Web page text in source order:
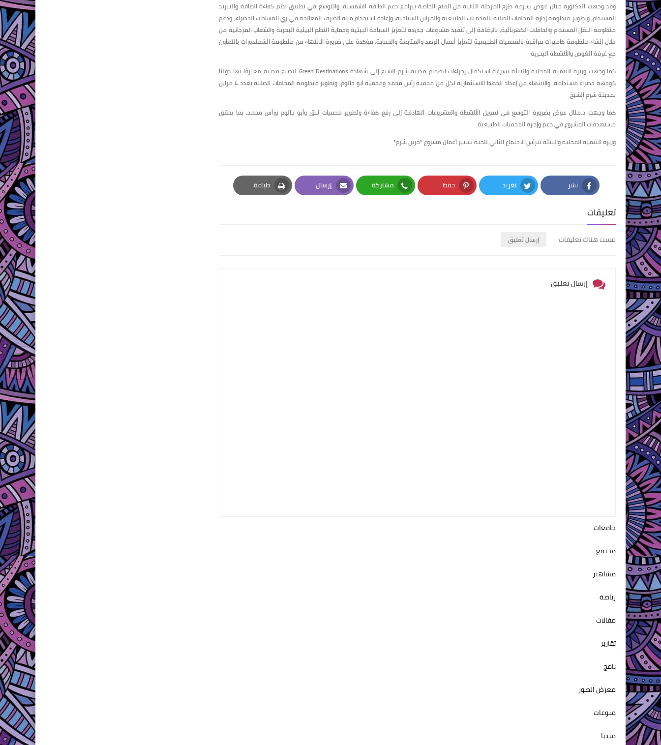
وقد وجهت الدكتورة منال عوض بسرعة طرح المرحلة الثانية من المنح الخاصة ببرامج دعم الطاقة الشمسية، والتوسع في تطبيق نظم كفاءة الطاقة والتبريد
المستدام، وتطوير منظومة إدارة المخلفات الصلبة بالمحميات الطبيعية والمراين السياحية، وإعادة استخدام مياه الصرف المعالجة في ري المساحات الخضراء، ودعم
منظومة النقل المستدام والحافلات الكهربائية، بالإضافة إلى تنفيذ مشروعات جديدة لتعزيز السياحة البيئية وحماية النظم البيئية البحرية والشعاب المرجانية من
خلال إنشاء منظومة كاميرات مراقبة بالمحميات الطبيعية لتعزيز أعمال الرصد والمتابعة والحماية، مؤكدة على ضرورة الانتهاء من منظومة الشمندورات بالتعاون
مع غرفة الغوص والأنشطة البحرية
كما وجهت وزيرة التنمية المحلية والبيئة بسرعة استكمال إجراءات انضمام مدينة شرم الشيخ إلى شهادة Green Destinations لتصبح مدينة معترفًا بها دوليًا
كوجهة خضراء مستدامة، والانتهاء من إعداد الخطط الاستثمارية لكل من محمية رأس محمد ومحمية أبو جالوم، وتطوير منظومة المخلفات الصلبة بعدد 4 مراين
بمدينة شرم الشيخ
كما وجهت د.منال عوض بضرورة التوسع في تمويل الأنشطة والمشروعات الهادفة إلى رفع كفاءة وتطوير محميات نبق وأبو جالوم ورأس محمد، بما يحقق
مستهدفات المشروع في دعم وإدارة المحميات الطبيعية.
وزيرة التنمية المحلية والبيئة تترأس الاجتماع الثاني للجنة تسيير أعمال مشروع “جرين شرم”
نشر
Facebook
تغريد
Twitter
حفظ
Pinterest
مشاركة
Whatsapp
إرسال
Email
طباعة
Print
تعليقات
ليست هناك تعليقات إرسال تعليق
إرسال تعليق
جامعات
مجتمع
مشاهير
رياضة
مقالات
تقارير
بامج
معرض الصور
منوعات
ميديا